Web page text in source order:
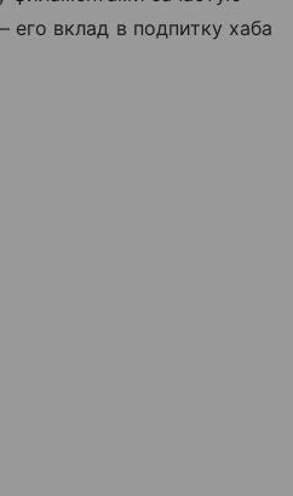
его вклад в подпитку хаба